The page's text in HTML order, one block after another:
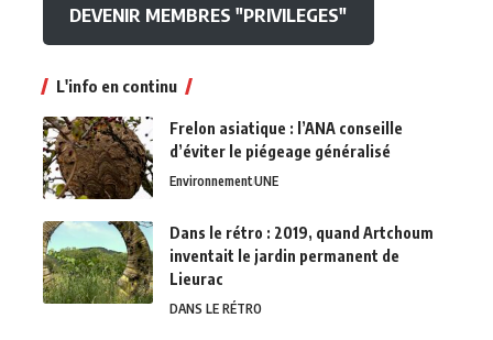
DEVENIR MEMBRES "PRIVILEGES"
L'info en continu
Frelon asiatique : l’ANA conseille
d’éviter le piégeage généralisé
EnvironnementUNE
Dans le rétro : 2019, quand Artchoum
inventait le jardin permanent de
Lieurac
DANS LE RÉTRO